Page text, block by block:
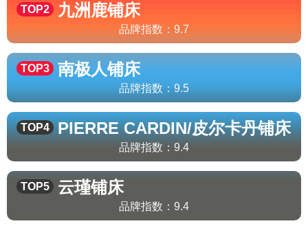
TOP2 九洲鹿铺床
品牌指数： 9.7
TOP3 南极人铺床
品牌指数： 9.5
TOP4 PIERRE CARDIN/皮尔卡丹铺床
品牌指数： 9.4
TOP5 云瑾铺床
品牌指数： 9.4